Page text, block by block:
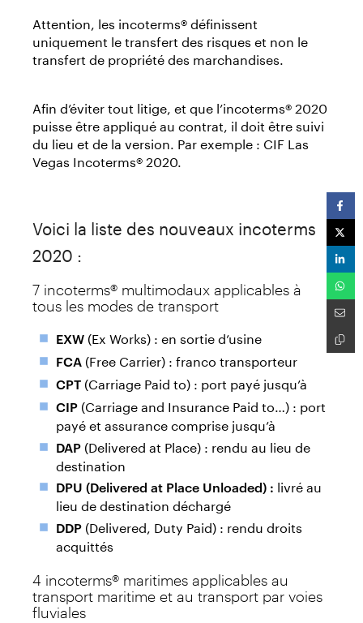
Attention, les incoterms® définissent
uniquement le transfert des risques et non le
transfert de propriété des marchandises.
Afin d’éviter tout litige, et que l’incoterms® 2020
puisse être appliqué au contrat, il doit être suivi
du lieu et de la version. Par exemple : CIF Las
Vegas Incoterms® 2020.
Voici la liste des nouveaux incoterms
2020 :
7 incoterms® multimodaux applicables à
tous les modes de transport
EXW (Ex Works) : en sortie d’usine
FCA (Free Carrier) : franco transporteur
CPT (Carriage Paid to) : port payé jusqu’à
CIP (Carriage and Insurance Paid to…) : port
payé et assurance comprise jusqu’à
DAP (Delivered at Place) : rendu au lieu de
destination
DPU (Delivered at Place Unloaded) : livré au
lieu de destination déchargé
DDP (Delivered, Duty Paid) : rendu droits
acquittés
4 incoterms® maritimes applicables au
transport maritime et au transport par voies
fluviales